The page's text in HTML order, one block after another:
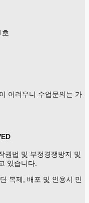
호
어려우니 수업문의는 가
권법 및 부정경쟁방지 및
있습니다.
복제, 배포 및 인용시 민